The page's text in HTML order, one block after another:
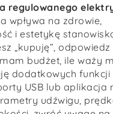
regulowanego
wpływa na zdrowie,
i estetykę
„kupuję”,
budżet, ile waży
dodatkowych funkcji
USB lub aplikacja
udźwigu,